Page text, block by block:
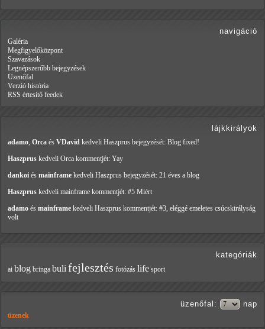
navigáció
Galéria
Megfigyelőközpont
Szavazások
Legnépszerűbb bejegyzések
Üzenőfal
Verzió história
RSS értesítő feedek
lájkkirályok
adamo, Orca és VDavid kedveli Haszprus bejegyzését: Blog fixed!
Haszprus kedveli Orca kommentjét: Yay
dankoi és mainframe kedveli Haszprus bejegyzését: 21 éves a blog
Haszprus kedveli mainframe kommentjét: #5 Miért
adamo és mainframe kedveli Haszprus kommentjét: #3, eléggé emeletes csúcskirályság
volt
kategóriák
ai blog bringa buli fejlesztés fotózás life sport
üzenőfal : nap
üzenek